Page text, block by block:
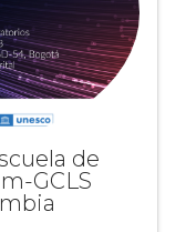
de
GCLS